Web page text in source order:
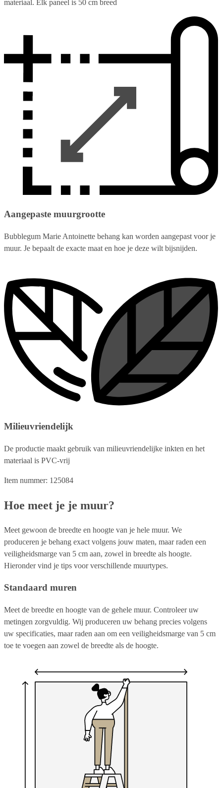
materiaal. Elk paneel is 50 cm breed
Aangepaste muurgrootte
Bubblegum Marie Antoinette behang kan worden aangepast voor je
muur. Je bepaalt de exacte maat en hoe je deze wilt bijsnijden.
Milieuvriendelijk
De productie maakt gebruik van milieuvriendelijke inkten en het
materiaal is PVC-vrij
Item nummer: 125084
Hoe meet je je muur?
Meet gewoon de breedte en hoogte van je hele muur. We
produceren je behang exact volgens jouw maten, maar raden een
veiligheidsmarge van 5 cm aan, zowel in breedte als hoogte.
Hieronder vind je tips voor verschillende muurtypes.
Standaard muren
Meet de breedte en hoogte van de gehele muur. Controleer uw
metingen zorgvuldig. Wij produceren uw behang precies volgens
uw specificaties, maar raden aan om een veiligheidsmarge van 5 cm
toe te voegen aan zowel de breedte als de hoogte.